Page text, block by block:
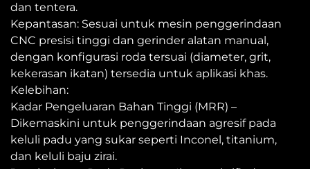
dan tentera.
Kepantasan: Sesuai untuk mesin penggerindaan
CNC presisi tinggi dan gerinder alatan manual,
dengan konfigurasi roda tersuai (diameter, grit,
kekerasan ikatan) tersedia untuk aplikasi khas.
Kelebihan:
Kadar Pengeluaran Bahan Tinggi (MRR) –
Dikemaskini untuk penggerindaan agresif pada
keluli padu yang sukar seperti Inconel, titanium,
dan keluli baju zirai.